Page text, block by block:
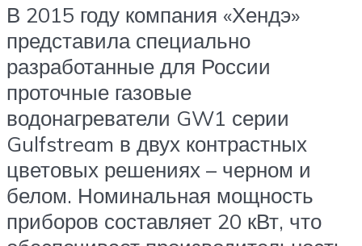
В 2015 году компания «Хендэ»
представила специально
разработанные для России
проточные газовые
водонагреватели GW1 серии
Gulfstream в двух контрастных
цветовых решениях – черном и
белом. Номинальная мощность
приборов составляет 20 кВт, что